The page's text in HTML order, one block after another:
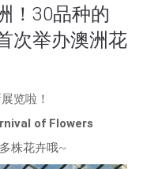
！30品种的
次举办澳洲花
览啦！
of Flowers
株花卉哦~